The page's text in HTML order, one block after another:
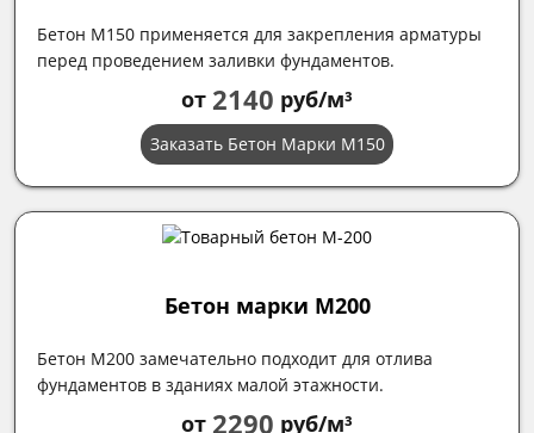
Бетон М150 применяется для закрепления арматуры
перед проведением заливки фундаментов.
от 2140 руб/м³
Заказать Бетон Марки М150
Бетон марки М200
Бетон М200 замечательно подходит для отлива
фундаментов в зданиях малой этажности.
от 2290 руб/м³